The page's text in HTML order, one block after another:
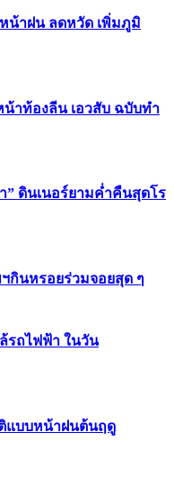
น้าฝน ลดหวัด เพิ่มภูมิ
น้าท้องลีน เอวสับ ฉบับทำ
” ดินเนอร์ยามค่ำคืนสุดโร
ฯกินหรอยร่วมจอยสุด ๆ
รถไฟฟ้า ในวัน
ติแบบหน้าฝนต้นฤดู️